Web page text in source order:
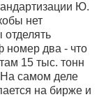
Ю.
нет
номер два - что
15 тыс. тонн
На самом деле
на бирже и